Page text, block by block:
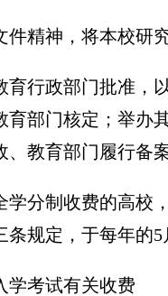
件精神，将本校研
育行政部门批准，
育部门核定；举办
教育部门履行备案
学分制收费的高校
条规定，于每年的
学考试有关收费